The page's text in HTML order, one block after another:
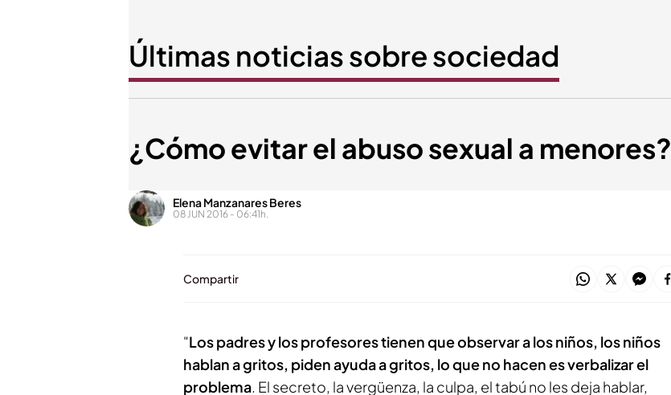
Últimas noticias sobre sociedad
¿Cómo evitar el abuso sexual a menores?
Elena Manzanares Beres
08 JUN 2016 - 06:41h.
Compartir
"Los padres y los profesores tienen que observar a los niños, los niños
hablan a gritos, piden ayuda a gritos, lo que no hacen es verbalizar el
problema. El secreto, la vergüenza, la culpa, el tabú no les deja hablar,